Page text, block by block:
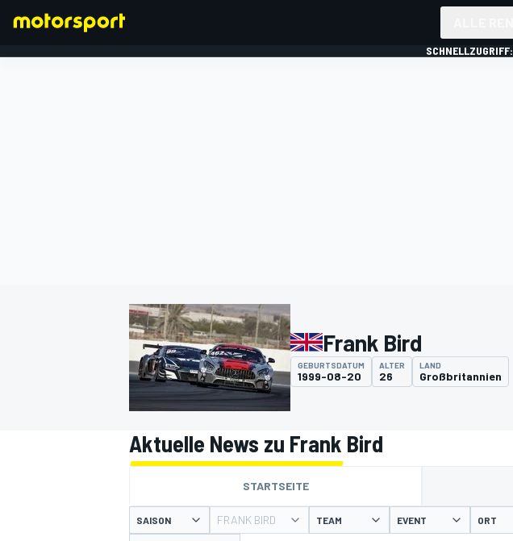
MOTOGP
SCHNELLZUGRIFF:
Frank Bird
GEBURTSDATUM
1999-08-20
ALTER
26
LAND
Großbritannien
Aktuelle News zu Frank Bird
STARTSEITE
SAISON FRANK BIRD TEAM EVENT ORT